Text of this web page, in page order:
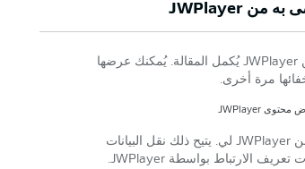
به منJWPlayer
JWPlayer يُكمل المقالة. يُمكنك عرضها
مرة أخرى.
محتوىJWPlayer
JWPlayer لي. يتيح ذلك نقل البيانات
تعريف الارتباط بواسطة JWPlayer
.